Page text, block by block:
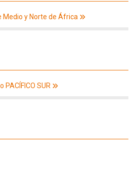
Medio y Norte de África
PACÍFICO SUR